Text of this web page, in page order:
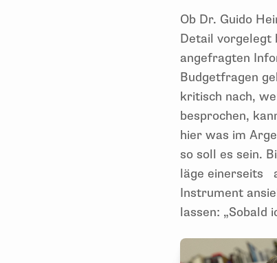
Ob Dr. Guido
Detail vorgelegt
angefragten
Budgetfragen
kritisch nach,
besprochen,
hier was im
so soll es sein.
läge einerseits
Instrument
lassen: „Sobald